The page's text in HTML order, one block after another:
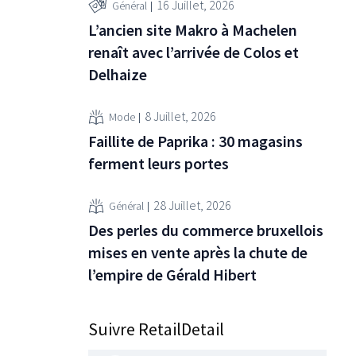
Général 16 Juillet, 2026
L’ancien site Makro à Machelen
renaît avec l’arrivée de Colos et
Delhaize
Mode 8 Juillet, 2026
Faillite de Paprika : 30 magasins
ferment leurs portes
Général 28 Juillet, 2026
Des perles du commerce bruxellois
mises en vente après la chute de
l’empire de Gérald Hibert
Suivre RetailDetail